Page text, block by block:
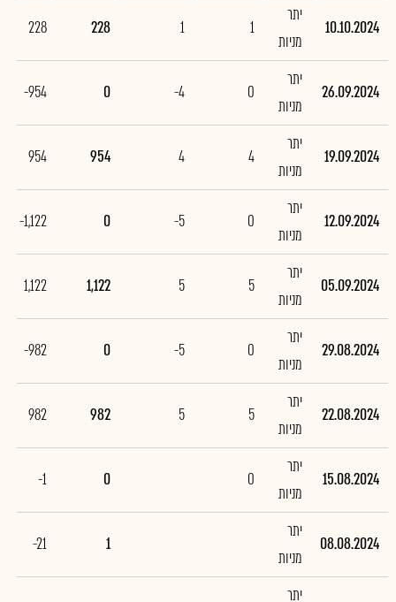
10.10.2024
יתר
מניות
1
1
228
228
26.09.2024
יתר
מניות
0
-4
0
-954
19.09.2024
יתר
מניות
4
4
954
954
12.09.2024
יתר
מניות
0
-5
0
-1,122
05.09.2024
יתר
מניות
5
5
1,122
1,122
29.08.2024
יתר
מניות
0
-5
0
-982
22.08.2024
יתר
מניות
5
5
982
982
15.08.2024
יתר
מניות
0
0
-1
08.08.2024
יתר
מניות
1
-21
יתר